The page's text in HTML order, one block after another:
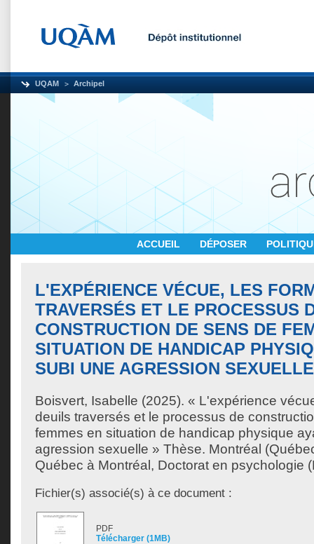
UQAM Archipel
ACCUEIL DÉPOSER
L'EXPÉRIENCE VÉCUE, LES
TRAVERSÉS ET LE PROCESSUS
CONSTRUCTION DE SENS DE
SITUATION DE HANDICAP
SUBI UNE AGRESSION SEXUELLE
Boisvert, Isabelle (2025). « L'expérience
deuils traversés et le processus de
femmes en situation de handicap physique
agression sexuelle » Thèse. Montréal
Québec à Montréal, Doctorat en psychologie
Fichier(s) associé(s) à ce document :
PDF
Télécharger (1MB)